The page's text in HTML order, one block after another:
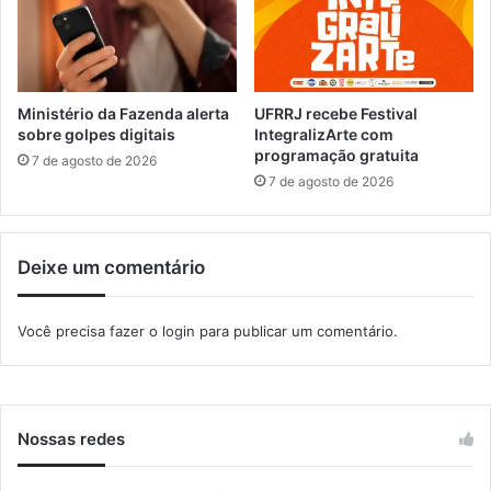
íu
m
i
e
s
a
r
i
n
Ministério da Fazenda alerta
sobre golpes digitais
7 de agosto de 2026
UFRRJ recebe Festival
IntegralizArte com
programação gratuita
7 de agosto de 2026
Deixe um comentário
Você precisa fazer o login para publicar um comentário.
Nossas redes